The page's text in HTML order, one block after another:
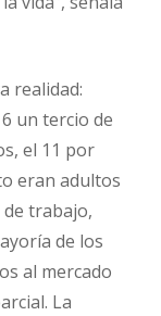
realidad:
un tercio de
el 11 por
eran adultos
de trabajo,
de los
al mercado
La